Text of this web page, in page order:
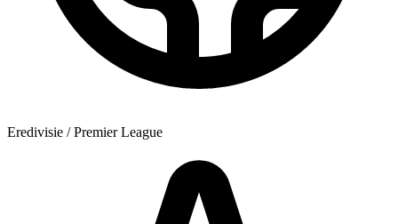
Eredivisie / Premier League